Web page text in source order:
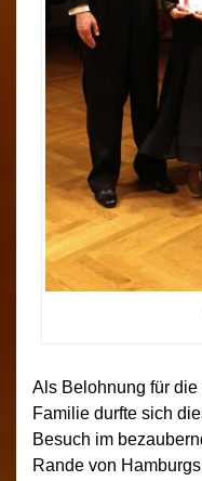
Als Belohnung für
Familie durfte sich
Besuch im
Rande von